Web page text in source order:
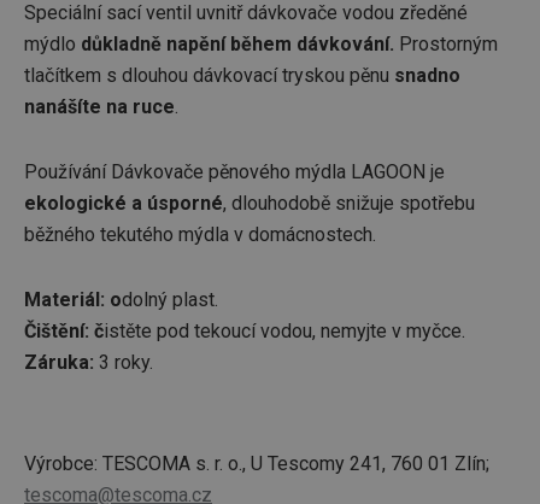
Speciální sací ventil uvnitř dávkovače vodou zředěné
mýdlo důkladně napění během dávkování. Prostorným
tlačítkem s dlouhou dávkovací tryskou pěnu snadno
nanášíte na ruce.
Používání Dávkovače pěnového mýdla LAGOON je
ekologické a úsporné, dlouhodobě snižuje spotřebu
běžného tekutého mýdla v domácnostech.
Materiál: odolný plast.
Čištění: čistěte pod tekoucí vodou, nemyjte v myčce.
Záruka: 3 roky.
Výrobce: TESCOMA s. r. o., U Tescomy 241, 760 01 Zlín;
tescoma@tescoma.cz